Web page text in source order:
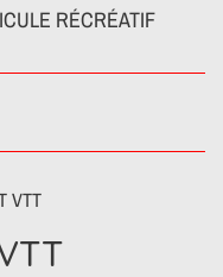
RÉCRÉATIF
VTT